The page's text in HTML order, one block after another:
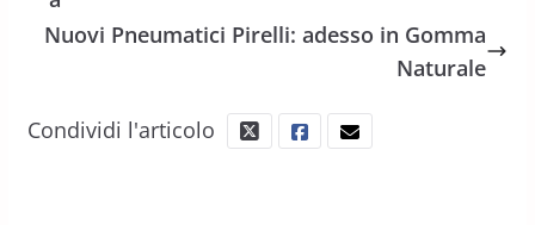
Nuovi Pneumatici Pirelli: adesso in Gomma
Naturale
Condividi l'articolo